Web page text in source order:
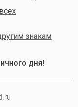
знакам
дня!